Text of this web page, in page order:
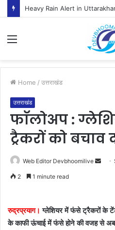
Menu
Home / उत्तराखंड
उत्तराखंड
फाॅलोअप :
ट्रैकरों को बचाव
Web Editor Devbhoomilive
Send
2 1 minute read
रुद्रप्रयाग। ग्लेशियर में फंसे ट्रैकरों के
के काफी ऊंचाई में फंसे होने की वजह से